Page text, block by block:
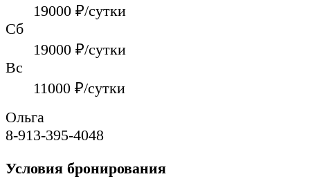
19000 ₽/сутки
Сб
19000 ₽/сутки
Вс
11000 ₽/сутки
Ольга
8-913-395-4048
Условия бронирования